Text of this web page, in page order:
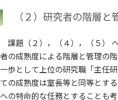
（２）研究者の階層
課題（２），（４），（５）
者の成熟度による階層と管理の
一歩として上位の研究職「主任
ての成熟度は室長等と同等とす
への特命的な任務とすることも考